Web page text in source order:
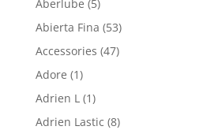
Ãberlube (5)
Abierta Fina (53)
Accessories (47)
Adore (1)
Adrien L (1)
Adrien Lastic (8)